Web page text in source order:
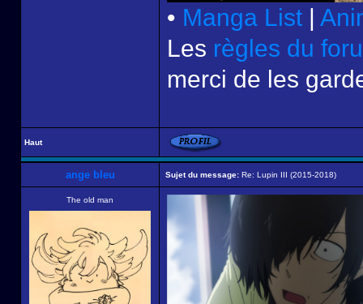
• Manga List |
Les règles du
merci de les
Haut
ange bleu Sujet du message: Re: Lupin III (2015-2018)
The old man